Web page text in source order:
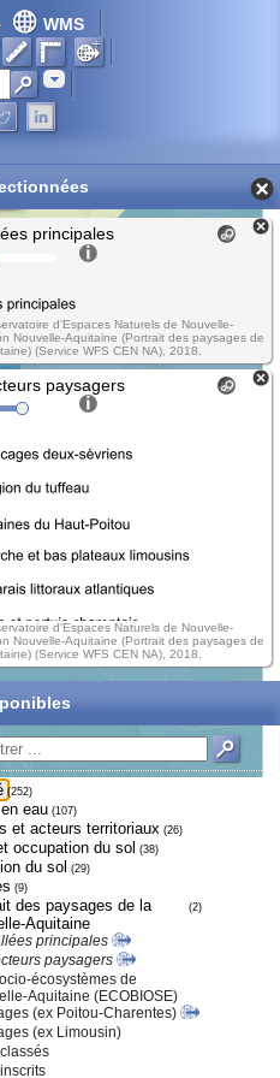
WMS
Adresse
en cours...
principales
d'Espaces Naturels de Nouvelle-
Nouvelle-Aquitaine (Portrait des paysages de
(Service WFS CEN NA), 2018.
paysagers
d'Espaces Naturels de Nouvelle-
Nouvelle-Aquitaine (Portrait des paysages de
(Service WFS CEN NA), 2018.
(252)
eau (107)
et acteurs territoriaux (26)
occupation du sol (38)
du sol (29)
(9)
des paysages de la
Aquitaine
(2)
principales
paysagers
écosystèmes de
Aquitaine (ECOBIOSE)
(ex Poitou-Charentes)
(ex Limousin)